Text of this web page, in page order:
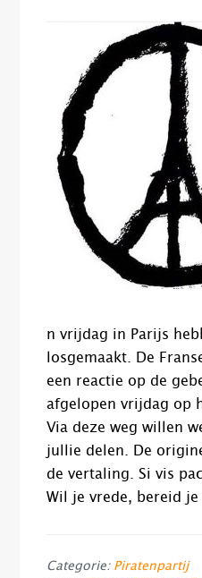
n vrijdag in Parijs
losgemaakt. De
een reactie op de
afgelopen vrijdag op
Via deze weg willen
jullie delen. De
de vertaling. Si vis
Wil je vrede, bereid
Categorie: Piratenpartij